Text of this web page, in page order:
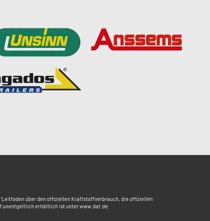
über den offiziellen Kraftstoffverbrauch, die offiziellen
unentgeltlich erhältlich ist unter www.dat.de.